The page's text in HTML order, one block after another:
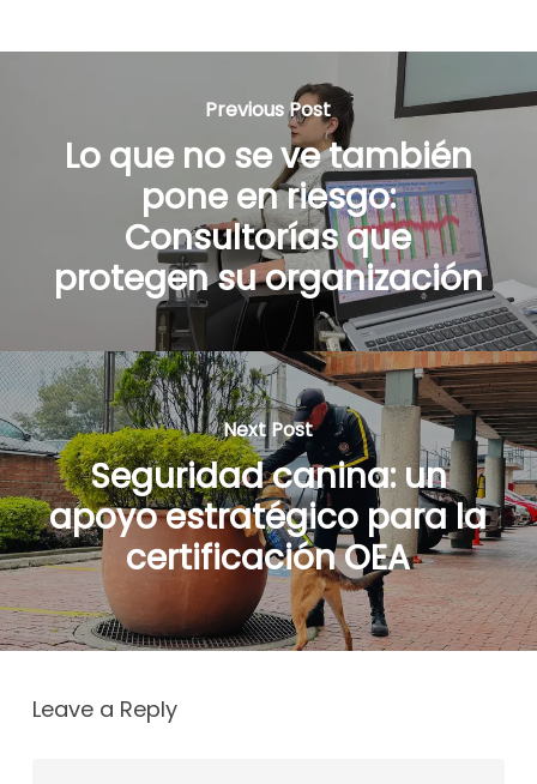
Previous Post
Lo que no se ve también
pone en riesgo:
Consultorías que
protegen su organización
Next Post
Seguridad canina: un
apoyo estratégico para la
certificación OEA
Leave a Reply